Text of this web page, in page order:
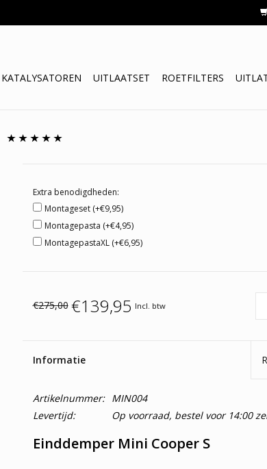
KATALYSATOREN UITLAATSET ROETFILTERS
Extra benodigdheden:
Montageset (+€9,95)
Montagepasta (+€4,95)
MontagepastaXL (+€6,95)
€275,00 €139,95 Incl. btw
Informatie
Artikelnummer:
MIN004
Levertijd:
Op voorraad, bestel voor 14:00
Einddemper Mini Cooper S